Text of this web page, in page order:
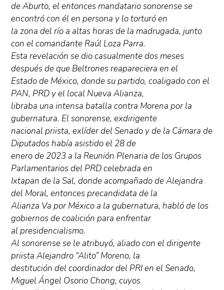
de Aburto, el entonces mandatario sonorense se
encontró con él en persona y lo torturó en
la zona del río a altas horas de la madrugada, junto
con el comandante Raúl Loza Parra.
Esta revelación se dio casualmente dos meses
después de que Beltrones reapareciera en el
Estado de México, donde su partido, coaligado con el
PAN, PRD y el local Nueva Alianza,
libraba una intensa batalla contra Morena por la
gubernatura. El sonorense, exdirigente
nacional priista, exlíder del Senado y de la Cámara de
Diputados había asistido el 28 de
enero de 2023 a la Reunión Plenaria de los Grupos
Parlamentarios del PRD celebrada en
Ixtapan de la Sal, donde acompañado de Alejandra
del Moral, entonces precandidata de la
Alianza Va por México a la gubernatura, habló de los
gobiernos de coalición para enfrentar
al presidencialismo.
Al sonorense se le atribuyó, aliado con el dirigente
priista Alejandro “Alito” Moreno, la
destitución del coordinador del PRI en el Senado,
Miguel Ángel Osorio Chong, cuyos